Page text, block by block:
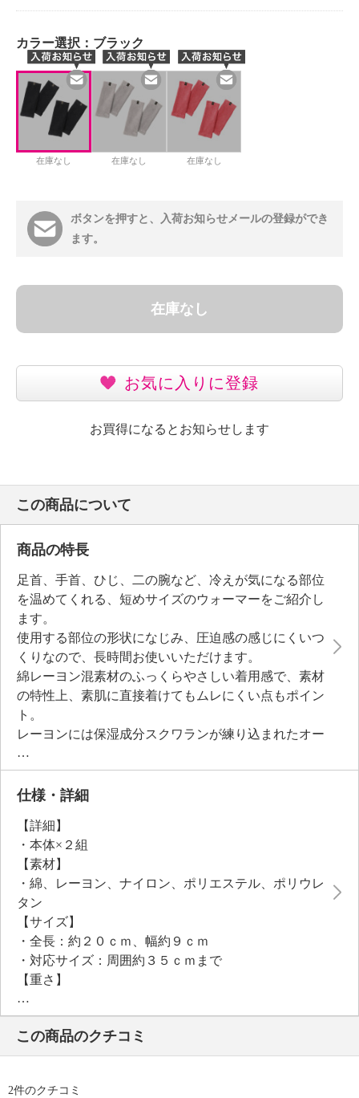
カラー選択： ブラック
在庫なし 在庫なし 在庫なし
ボタンを押すと、入荷お知らせメールの登録ができ
ます。
在庫なし
お気に入りに登録
お買得になるとお知らせします
この商品について
商品の特長
足首、手首、ひじ、二の腕など、冷えが気になる部位
を温めてくれる、短めサイズのウォーマーをご紹介し
ます。
使用する部位の形状になじみ、圧迫感の感じにくいつ
くりなので、長時間お使いいただけます。
綿レーヨン混素材のふっくらやさしい着用感で、素材
の特性上、素肌に直接着けてもムレにくい点もポイン
ト。
レーヨンには保湿成分スクワランが練り込まれたオー
ミケンシ（株）の”パポリスレーヨン”を使用している
ため、なめらかな肌触りです。
洗濯機でお洗濯（ネット使用）可能でお手入れ簡単で
短めサイズなので携帯に便利で着脱も簡単です。
仕様・詳細
【詳細】
・本体×２組
【素材】
・綿、レーヨン、ナイロン、ポリエステル、ポリウレ
タン
【サイズ】
・全長：約２０ｃｍ、幅約９ｃｍ
・対応サイズ：周囲約３５ｃｍまで
【重さ】
・約２０ｇ（片方）
【メンテナンス（絵表示ラベル）】
・洗濯機：可
・漂白処理：塩素系・酸素系漂白不可
・自然乾燥：日陰の吊り干し
この商品のクチコミ
2件のクチコミ